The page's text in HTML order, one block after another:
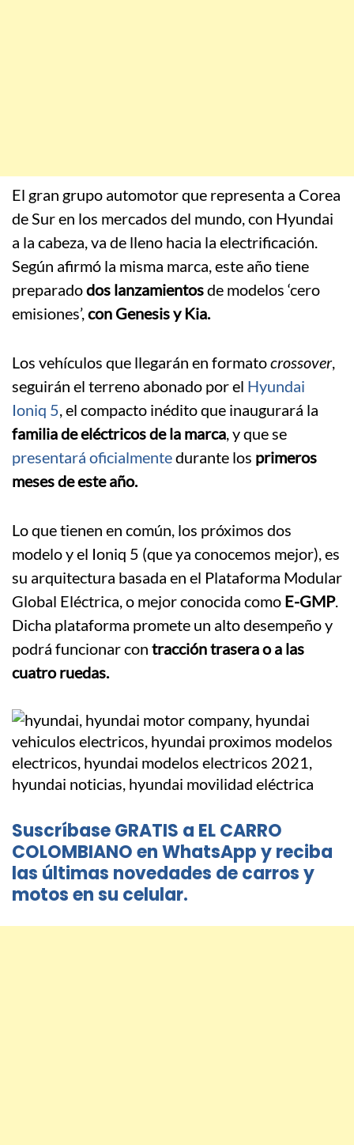
El gran grupo automotor que representa a Corea
de Sur en los mercados del mundo, con Hyundai
a la cabeza, va de lleno hacia la electrificación.
Según afirmó la misma marca, este año tiene
preparadodos lanzamientosde modelos ‘cero
emisiones’,con Genesis y Kia.
Los vehículos que llegarán en formatocrossover,
seguirán el terreno abonado por el Hyundai
Ioniq 5, el compacto inédito que inaugurará la
familia de eléctricos de la marca, y que se
presentará oficialmentedurante los primeros
meses de este año.
Lo que tienen en común, los próximos dos
modelo y el Ioniq 5 (que ya conocemos mejor), es
su arquitectura basada en el Plataforma Modular
Global Eléctrica, o mejor conocida como E-GMP.
Dicha plataforma promete un alto desempeño y
podrá funcionar con tracción trasera o a las
cuatro ruedas.
Suscríbase GRATIS a EL CARRO
COLOMBIANO en WhatsApp y reciba
las últimas novedades de carros y
motos en su celular.